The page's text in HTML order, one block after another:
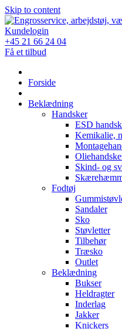
Skip to content
Kundelogin
+45 21 66 24 04
Få et tilbud
Forside
Beklædning
Handsker
ESD
Kemikalie,
Skind- og
Fodtøj
Sandaler
Sko
Støvletter
Tilbehør
Træsko
Outlet
Beklædning
Bukser
Heldragter
Inderlag
Jakker
Knickers